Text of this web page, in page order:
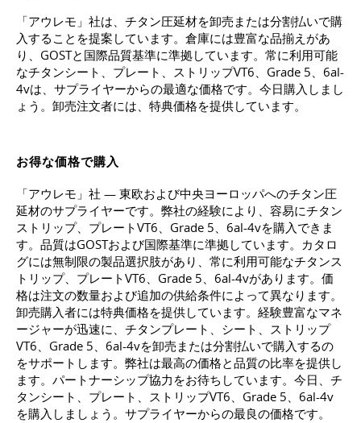
「アウレモ」社は、チタン圧延材を卸売または分割払いで購
入することを提案しています。倉庫には豊富な品揃えがあ
り、GOSTと国際品質基準に準拠しています。常に利用可能
なチタンシート、プレート、ストリップVT6、Grade 5、6al-
4vは、サプライヤーからの最適な価格です。今日購入しまし
ょう。卸売注文者には、特典価格を提供しています。
お得な価格で購入
「アウレモ」社 — 東欧および中央ヨーロッパへのチタン圧
延材のサプライヤーです。弊社の経験により、容易にチタン
ストリップ、プレートVT6、Grade 5、6al-4vを購入できま
す。品質はGOSTおよび国際基準に準拠しています。カタロ
グには無制限の製品選択肢があり、常に利用可能なチタンス
トリップ、プレートVT6、Grade 5、6al-4vがあります。価
格は注文の数量および追加の供給条件によって異なります。
卸売購入者には特典価格を提供しています。経験豊富なマネ
ージャーが迅速に、チタンプレート、シート、ストリップ
VT6、Grade 5、6al-4vを卸売または分割払いで購入するの
をサポートします。弊社は最高の価格と品質の比率を提供し
ます。パートナーシップ協力をお待ちしています。今日、チ
タンシート、プレート、ストリップVT6、Grade 5、6al-4v
を購入しましょう。サプライヤーからの最良の価格です。